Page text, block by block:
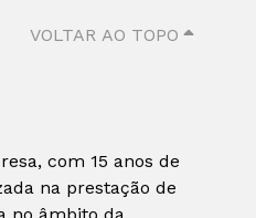
VOLTAR AO TOPO
com 15 anos de
na prestação de